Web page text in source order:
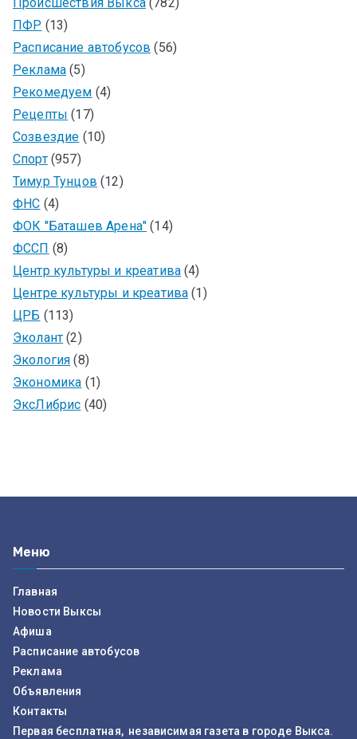
Происшествия Выкса(782)
ПФР (13)
Расписание автобусов (56)
Реклама (5)
Рекомедуем (4)
Рецепты (17)
Созвездие (10)
Спорт(957)
Тимур Тунцов (12)
ФНС (4)
ФОК "Баташев Арена" (14)
ФССП (8)
Центр культуры и креатива (4)
Центре культуры и креатива (1)
ЦРБ (113)
Эколант (2)
Экология (8)
Экономика (1)
ЭксЛибрис (40)
Меню
Главная
Новости Выксы
Афиша
Расписание автобусов
Реклама
Объявления
Контакты
Первая бесплатная, независимая газета в городе Выкса.